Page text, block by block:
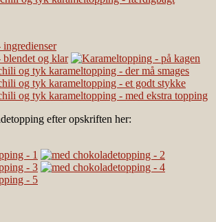
efter opskriften her: